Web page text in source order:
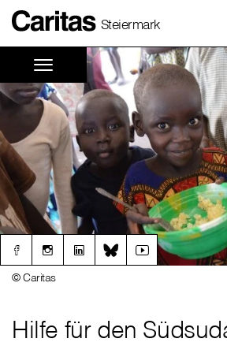
Steiermark
Hilfe für den
© Caritas